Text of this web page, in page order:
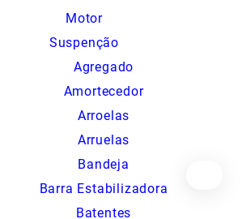
Motor
Suspenção
Agregado
Amortecedor
Arroelas
Arruelas
Bandeja
Barra Estabilizadora
Batentes